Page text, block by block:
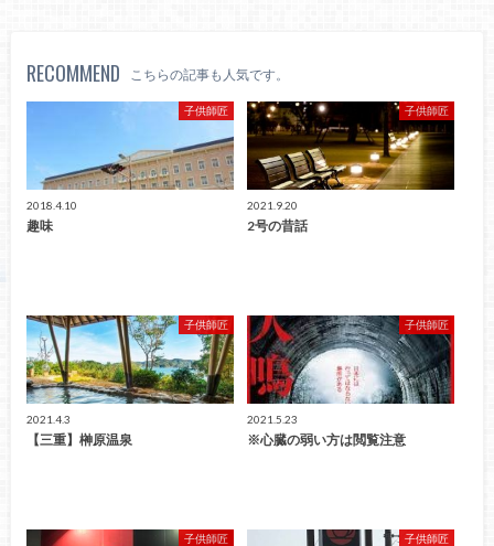
RECOMMEND こちらの記事も人気です。
子供師匠
2018.4.10
趣味
子供師匠
2021.9.20
2号の昔話
子供師匠
2021.4.3
【三重】榊原温泉
子供師匠
2021.5.23
※心臓の弱い方は閲覧注意
子供師匠 子供師匠